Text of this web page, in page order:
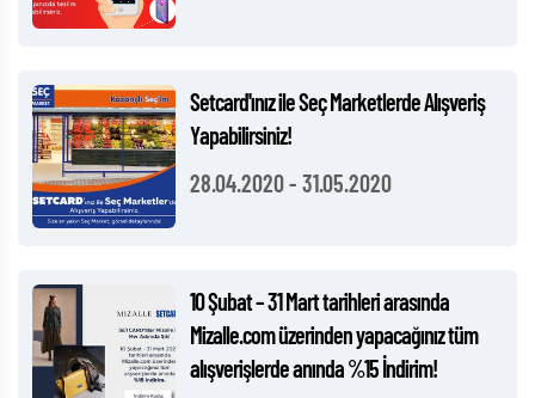
Setcard'ınız ile Seç Marketlerde Alışveriş
Yapabilirsiniz!
28.04.2020- 31.05.2020
10 Şubat – 31 Mart tarihleri arasında
Mizalle.com üzerinden yapacağınız tüm
alışverişlerde anında %15 İndirim!